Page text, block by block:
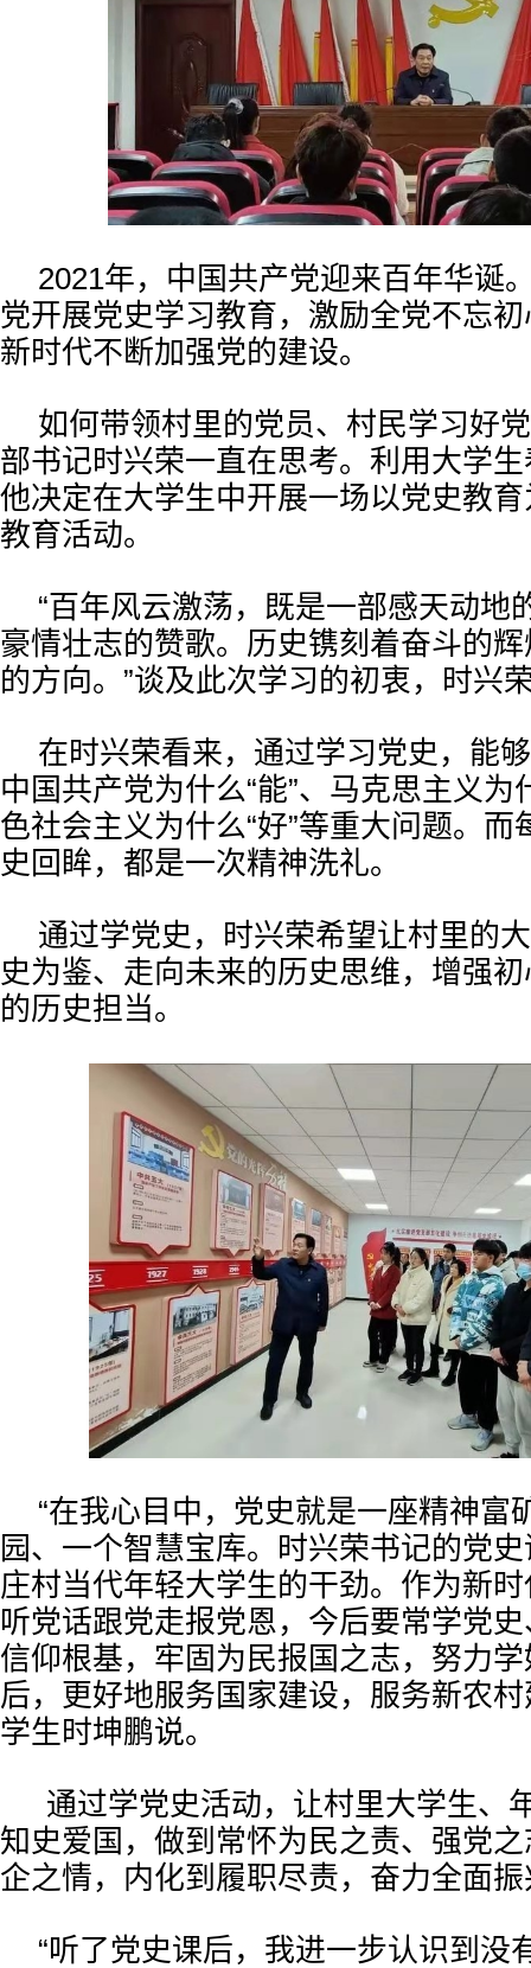
2021年，中国共产党迎来百年华诞
党开展党史学习教育，激励全党不忘
新时代不断加强党的建设。
如何带领村里的党员、村民学习好
部书记时兴荣一直在思考。利用大学
他决定在大学生中开展一场以党史教
教育活动。
“百年风云激荡，既是一部感天动地
豪情壮志的赞歌。历史镌刻着奋斗的
的方向。”谈及此次学习的初衷，时兴
在时兴荣看来，通过学习党史，能
中国共产党为什么“能”、马克思主义为
色社会主义为什么“好”等重大问题。而
史回眸，都是一次精神洗礼。
通过学党史，时兴荣希望让村里的
史为鉴、走向未来的历史思维，增强
的历史担当。
“在我心目中，党史就是一座精神富
园、一个智慧宝库。时兴荣书记的党
庄村当代年轻大学生的干劲。作为新
听党话跟党走报党恩，今后要常学党
信仰根基，牢固为民报国之志，努力
后，更好地服务国家建设，服务新农
学生时坤鹏说。
通过学党史活动，让村里大学生、
知史爱国，做到常怀为民之责、强党
企之情，内化到履职尽责，奋力全面
“听了党史课后，我进一步认识到没